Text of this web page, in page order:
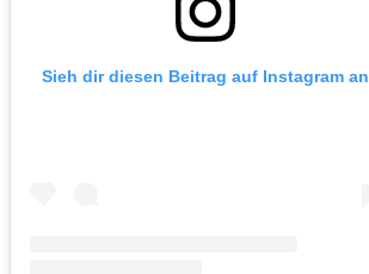
Sieh dir diesen Beitrag auf Instagram an